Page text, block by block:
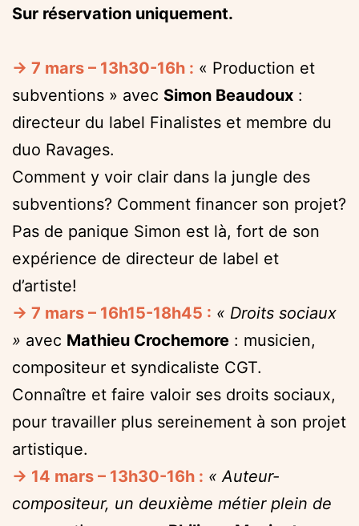
Sur réservation uniquement.
→ 7 mars – 13h30-16h : « Production et
subventions » avec Simon Beaudoux :
directeur du label Finalistes et membre du
duo Ravages.
Comment y voir clair dans la jungle des
subventions? Comment financer son projet?
Pas de panique Simon est là, fort de son
expérience de directeur de label et
d’artiste!
→ 7 mars – 16h15-18h45 : « Droits sociaux
» avec Mathieu Crochemore : musicien,
compositeur et syndicaliste CGT.
Connaître et faire valoir ses droits sociaux,
pour travailler plus sereinement à son projet
artistique.
→ 14 mars – 13h30-16h : « Auteur-
compositeur, un deuxième métier plein de